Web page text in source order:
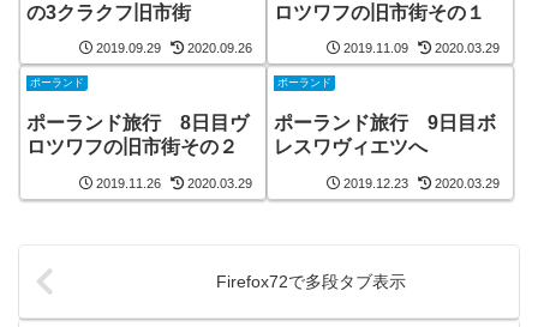
の3クラクフ旧市街
2019.09.29 2020.09.26
ロツワフの旧市街その１
2019.11.09 2020.03.29
ポーランド
ポーランド旅行 8日目ヴ
ロツワフの旧市街その２
2019.11.26 2020.03.29
ポーランド
ポーランド旅行 9日目ボ
レスワヴィエツへ
2019.12.23 2020.03.29
Firefox72で多段タブ表示